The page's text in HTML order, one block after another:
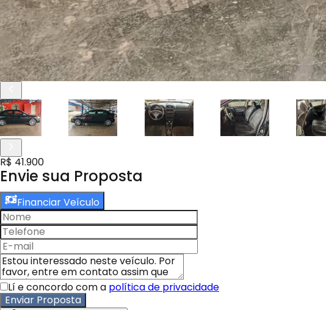
R$ 41.900
Envie sua Proposta
Financiar Veículo
Lí e concordo com a política de privacidade
Enviar Proposta